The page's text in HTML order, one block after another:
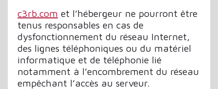
c3rb.com et l’hébergeur ne pourront être
tenus responsables en cas de
dysfonctionnement du réseau Internet,
des lignes téléphoniques ou du matériel
informatique et de téléphonie lié
notamment à l’encombrement du réseau
empêchant l’accès au serveur.